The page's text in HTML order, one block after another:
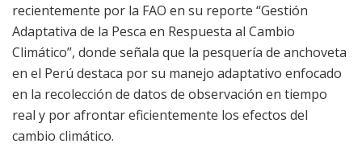
recientemente por la FAO en su reporte “Gestión
Adaptativa de la Pesca en Respuesta al Cambio
Climático”, donde señala que la pesquería de anchoveta
en el Perú destaca por su manejo adaptativo enfocado
en la recolección de datos de observación en tiempo
real y por afrontar eficientemente los efectos del
cambio climático.